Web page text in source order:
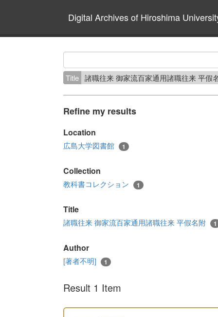
Digital Archives of Hiroshima
Title 諸職往来 御家流百家通用諸職往来 平假
Refine my results
Location
広島大学図書館 1
Collection
教科書コレクション 1
Title
諸職往来 御家流百家通用諸職往来 平假名附 1
Author
[著者不明] 1
Result 1 Item